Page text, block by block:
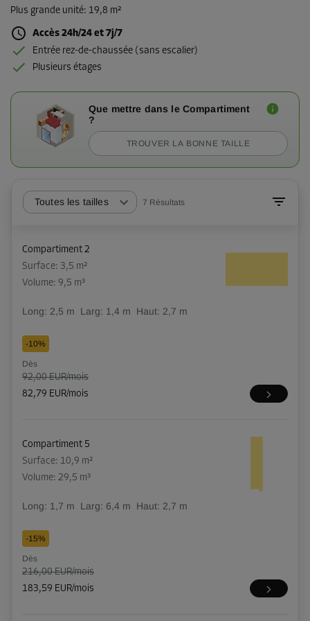
Plus grande unité: 19,8 m²
Accès 24h/24 et 7j/7
Entrée rez-de-chaussée (sans escalier)
Plusieurs étages
Que mettre dans le Compartiment
?
TROUVER LA BONNE TAILLE
Toutes les tailles 7 Résultats
Compartiment 2
Surface: 3,5 m²
Volume: 9,5 m³
Long: 2,5 m Larg: 1,4 m Haut: 2,7 m
-10%
Dès
92,00 EUR/mois
82,79 EUR/mois
Compartiment 5
Surface: 10,9 m²
Volume: 29,5 m³
Long: 1,7 m Larg: 6,4 m Haut: 2,7 m
-15%
Dès
216,00 EUR/mois
183,59 EUR/mois